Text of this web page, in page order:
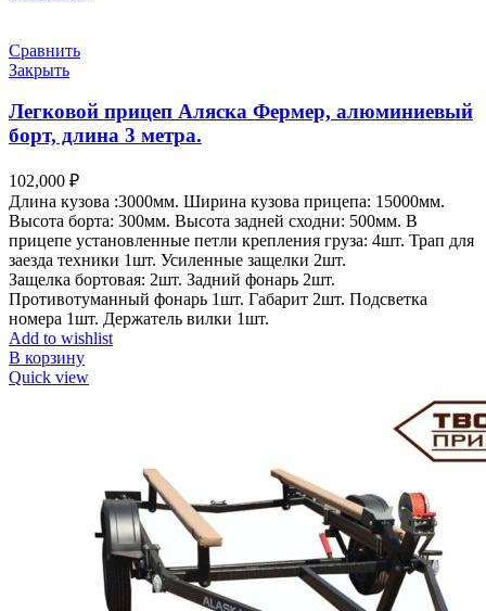
Сравнить
Закрыть
Легковой прицеп Аляска Фермер, алюминиевый
борт, длина 3 метра.
102,000 ₽
Длина кузова :3000мм. Ширина кузова прицепа: 15000мм.
Высота борта: 300мм. Высота задней сходни: 500мм. В
прицепе установленные петли крепления груза: 4шт. Трап для
заезда техники 1шт. Усиленные защелки 2шт.
Защелка бортовая: 2шт. Задний фонарь 2шт.
Противотуманный фонарь 1шт. Габарит 2шт. Подсветка
номера 1шт. Держатель вилки 1шт.
Add to wishlist
В корзину
Quick view